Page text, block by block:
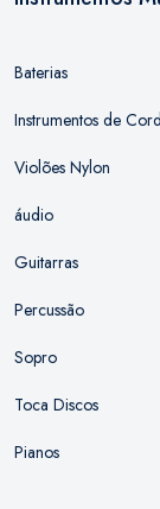
Baterias
Instrumentos de
Violões Nylon
áudio
Guitarras
Percussão
Sopro
Toca Discos
Pianos